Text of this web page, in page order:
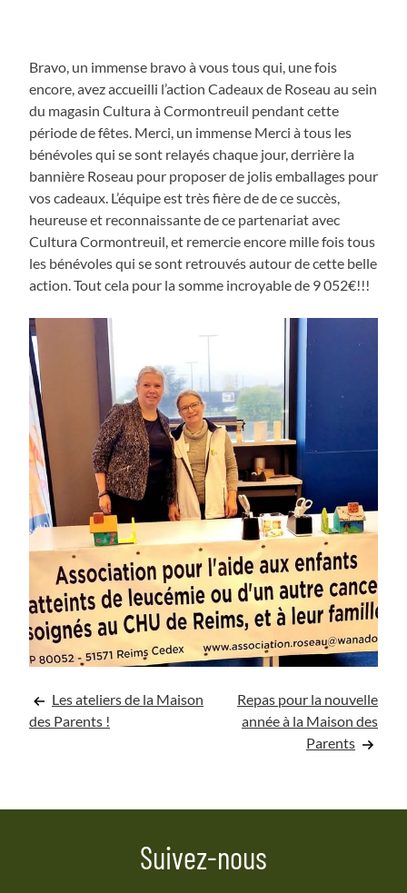
Bravo, un immense bravo à vous tous qui, une fois
encore, avez accueilli l’action Cadeaux de Roseau au sein
du magasin Cultura à Cormontreuil pendant cette
période de fêtes. Merci, un immense Merci à tous les
bénévoles qui se sont relayés chaque jour, derrière la
bannière Roseau pour proposer de jolis emballages pour
vos cadeaux. L’équipe est très fière de de ce succès,
heureuse et reconnaissante de ce partenariat avec
Cultura Cormontreuil, et remercie encore mille fois tous
les bénévoles qui se sont retrouvés autour de cette belle
action. Tout cela pour la somme incroyable de 9 052€!!!
Navigation
Les ateliers de la Maison
des Parents !
Repas pour la nouvelle
année à la Maison des
Parents
Suivez-nous